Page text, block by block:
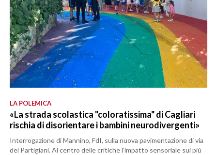
LA POLEMICA
«La strada scolastica "coloratissima" di Cagliari
rischia di disorientare i bambini neurodivergenti»
Interrogazione di Mannino, FdI, sulla nuova pavimentazione di via
dei Partigiani. Al centro delle critiche l’impatto sensoriale sui più